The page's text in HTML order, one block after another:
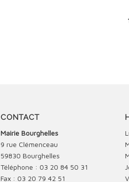
CONTACT
Mairie Bourghelles
9 rue Clémenceau
59830 Bourghelles
Téléphone : 03 20 84 50 31
Fax : 03 20 79 42 51